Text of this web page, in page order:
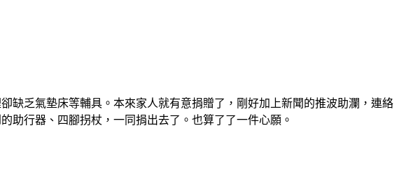
缺乏氣墊床等輔具。本來家人就有意捐贈了，剛好加上新聞的推波助瀾，連絡
助行器、四腳拐杖，一同捐出去了。也算了了一件心願。